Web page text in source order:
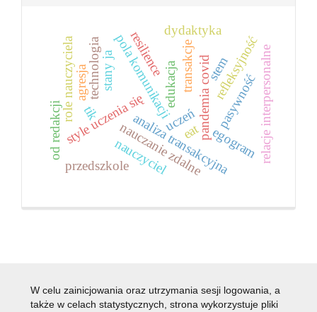
transakcje
pola komunikacji
style uczenia sięanaliza transakcyjna
od redakcji nauczanie zdalne
pandemia covid
egogram
stany ja
pasywność
refleksyjnośćrelacje interpersonalne
role nauczyciela edukacja
tik
stem
technologia
nauczyciel
uczeń
agresja
przedszkole
dydaktyka
eat
resilience
W celu zainicjowania oraz utrzymania sesji logowania, a
także w celach statystycznych, strona wykorzystuje pliki